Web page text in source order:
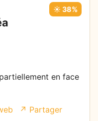
☀️ 38%
en face
↗ Partager